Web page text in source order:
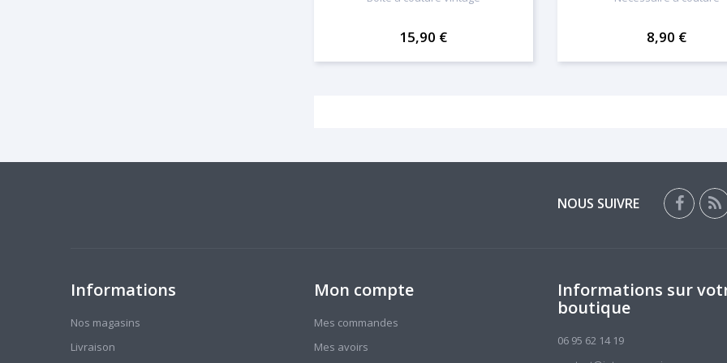
15,90 € 8,90 €
NOUS SUIVRE
Informations
Nos magasins
Livraison
Mon compte
Mes commandes
Mes avoirs
Informations sur
boutique
06 95 62 14 19